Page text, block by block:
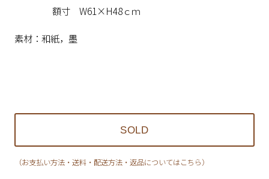
額寸 W61×H48ｃｍ
素材：和紙，墨
（お支払い方法・送料・配送方法・返品についてはこちら）